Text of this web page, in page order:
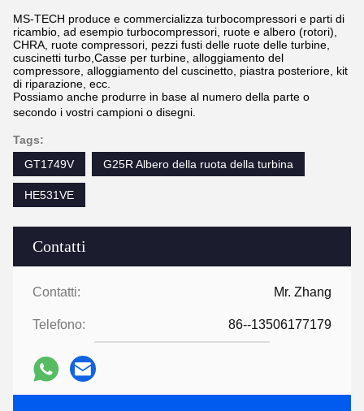
Contatti
Contatti: Mr. Zhang
Telefono: 86--13506177179
MS-TECH produce e commercializza turbocompressori e parti di
ricambio, ad esempio turbocompressori, ruote e albero (rotori),
CHRA, ruote compressori, pezzi fusti delle ruote delle turbine,
cuscinetti turbo,Casse per turbine, alloggiamento del
compressore, alloggiamento del cuscinetto, piastra posteriore, kit
di riparazione, ecc.
Possiamo anche produrre in base al numero della parte o
secondo i vostri campioni o disegni.
Tags:
GT1749V
G25R Albero della ruota della turbina
HE531VE